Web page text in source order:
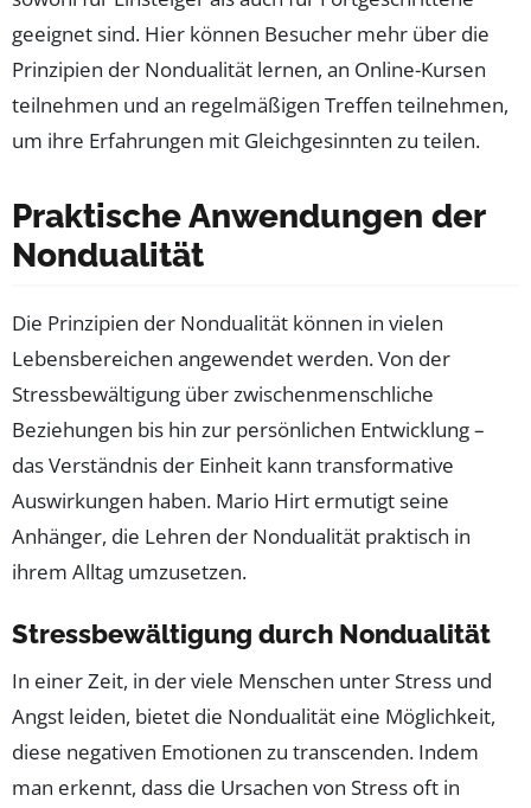
geeignet sind. Hier können Besucher mehr über die
Prinzipien der Nondualität lernen, an Online-Kursen
teilnehmen und an regelmäßigen Treffen teilnehmen,
um ihre Erfahrungen mit Gleichgesinnten zu teilen.
Praktische Anwendungen der
Nondualität
Die Prinzipien der Nondualität können in vielen
Lebensbereichen angewendet werden. Von der
Stressbewältigung über zwischenmenschliche
Beziehungen bis hin zur persönlichen Entwicklung –
das Verständnis der Einheit kann transformative
Auswirkungen haben. Mario Hirt ermutigt seine
Anhänger, die Lehren der Nondualität praktisch in
ihrem Alltag umzusetzen.
Stressbewältigung durch Nondualität
In einer Zeit, in der viele Menschen unter Stress und
Angst leiden, bietet die Nondualität eine Möglichkeit,
diese negativen Emotionen zu transcenden. Indem
man erkennt, dass die Ursachen von Stress oft in